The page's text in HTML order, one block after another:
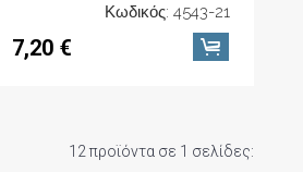
Κωδικός: 4543-21
7,20 €
12 προϊόντα σε 1 σελίδες: